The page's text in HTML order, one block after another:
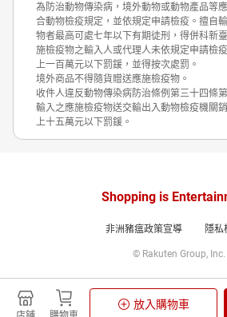
放入購物車
為防治動物傳染病，境外動物或動物產品等
合動物檢疫規定，並依規定申請檢疫。擅自
物者最高可處七年以下有期徒刑，得併科新
施檢疫物之輸入人或代理人未依規定申請檢
上一百萬元以下罰鍰，並得按次處罰。
境外商品不得隨貨贈送應施檢疫物。
收件人違反動物傳染病防治條例第三十四條
輸入之應施檢疫物送交輸出入動物檢疫機關
上十五萬元以下罰鍰。
Shopping is
非洲豬瘟政策宣導 隱私
© Rakuten Group, Inc.